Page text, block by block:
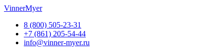
Перейти
содержимому
VinnerMyer
8 (800) 505-23-31
+7 (861) 205-54-44
info@vinner-myer.ru